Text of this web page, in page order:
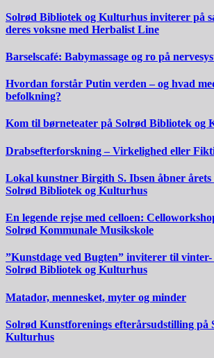
Solrød Bibliotek og Kulturhus inviterer på
deres voksne med Herbalist Line
Barselscafé: Babymassage og ro på
Hvordan forstår Putin verden – og hvad
befolkning?
Kom til børneteater på Solrød Bibliotek og
Drabsefterforskning – Virkelighed eller
Lokal kunstner Birgith S. Ibsen åbner årets
Solrød Bibliotek og Kulturhus
En legende rejse med celloen:
Solrød Kommunale Musikskole
”Kunstdage ved Bugten” inviterer til
Solrød Bibliotek og Kulturhus
Matador, mennesket, myter og minder
Solrød Kunstforenings efterårsudstilling på
Kulturhus